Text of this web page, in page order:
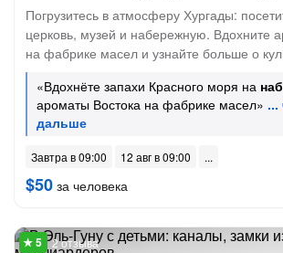
Погрузитесь в атмосферу Хургады:
церковь, музей и набережную. Вдохните
на фабрике масел и узнайте больше о
«Вдохнёте запахи Красного моря на
ароматы Востока на фабрике масел»
Завтра в 09:00 12 авг в 09:00
$50 за человека
2 отзыва